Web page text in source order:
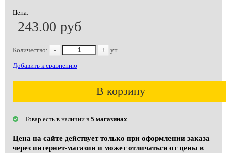
Цена:
243.00 руб
Количество: - + уп.
Добавить к сравнению
В корзину
Товар есть в наличии в 5 магазинах
Цена на сайте действует только при оформлении заказа
через интернет-магазин и может отличаться от цены в